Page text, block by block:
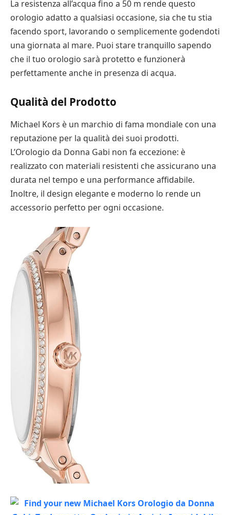
La resistenza all’acqua fino a 50 m rende questo
orologio adatto a qualsiasi occasione, sia che tu stia
facendo sport, lavorando o semplicemente godendoti
una giornata al mare. Puoi stare tranquillo sapendo
che il tuo orologio sarà protetto e funzionerà
perfettamente anche in presenza di acqua.
Qualità del Prodotto
Michael Kors è un marchio di fama mondiale con una
reputazione per la qualità dei suoi prodotti.
L’Orologio da Donna Gabi non fa eccezione: è
realizzato con materiali resistenti che assicurano una
durata nel tempo e una performance affidabile.
Inoltre, il design elegante e moderno lo rende un
accessorio perfetto per ogni occasione.